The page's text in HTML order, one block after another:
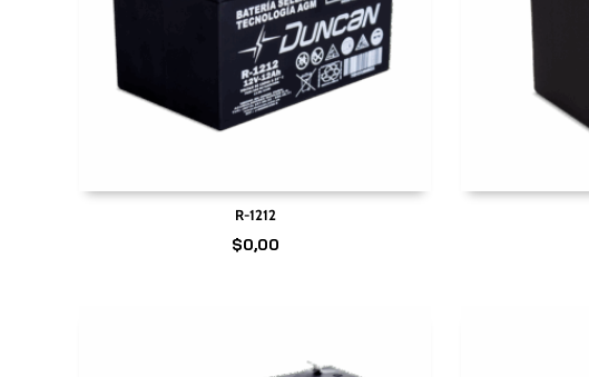
R-1212
$0,00